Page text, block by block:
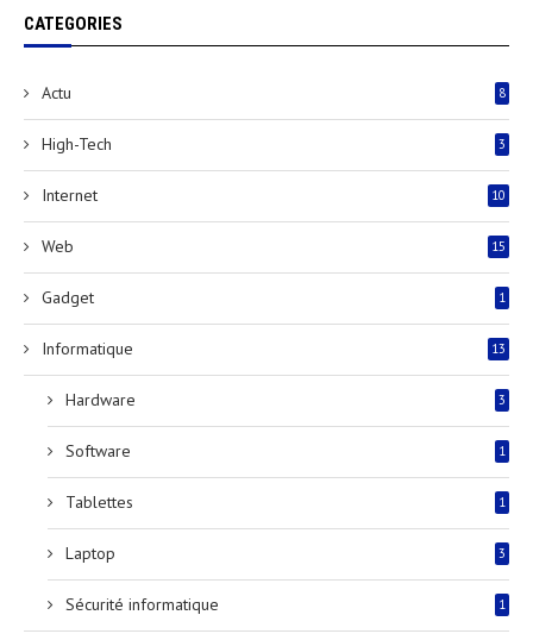
CATEGORIES
Actu 8
High-Tech 3
Internet 10
Web 15
Gadget 1
Informatique 13
Hardware 3
Software 1
Tablettes 1
Laptop 3
Sécurité informatique 1